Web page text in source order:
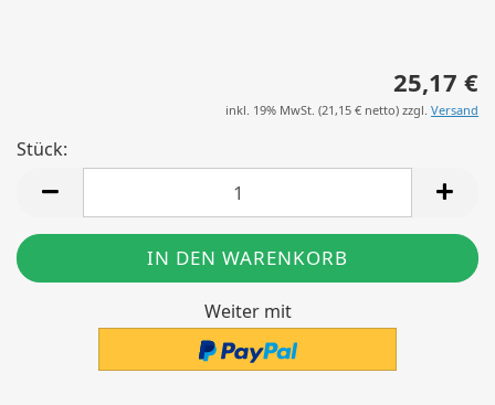
25,17 €
inkl. 19% MwSt. (21,15 € netto) zzgl. Versand
Stück:
Weiter mit